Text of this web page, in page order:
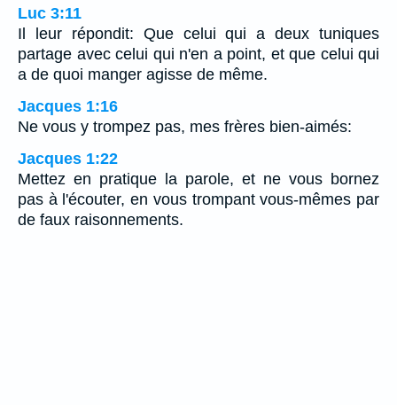
Luc 3:11
Il leur répondit: Que celui qui a deux tuniques
partage avec celui qui n'en a point, et que celui qui
a de quoi manger agisse de même.
Jacques 1:16
Ne vous y trompez pas, mes frères bien-aimés:
Jacques 1:22
Mettez en pratique la parole, et ne vous bornez
pas à l'écouter, en vous trompant vous-mêmes par
de faux raisonnements.